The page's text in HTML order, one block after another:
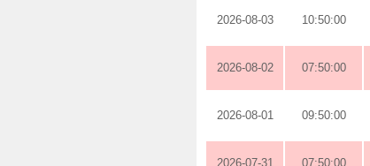
2026-08-03 10:50:00
2026-08-02 07:50:00
2026-08-01 09:50:00
2026-07-31 07:50:00